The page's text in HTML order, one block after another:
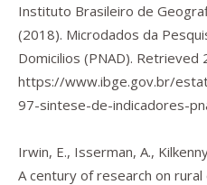
Instituto Brasileiro de
(2018). Microdados da
Domicilios (PNAD). Retrieved
https://www.ibge.gov.br/
97-sintese-de-indicadores-
Irwin, E., Isserman, A.,
A century of research on